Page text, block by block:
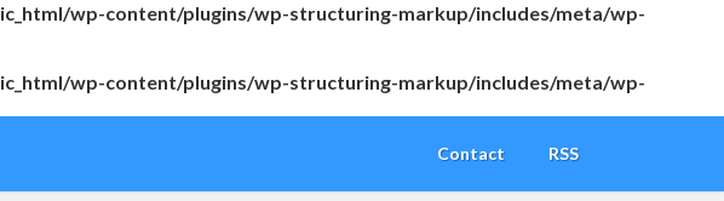
wp-content/plugins/wp-structuring-markup/includes/meta/wp-
wp-content/plugins/wp-structuring-markup/includes/meta/wp-
Contact RSS